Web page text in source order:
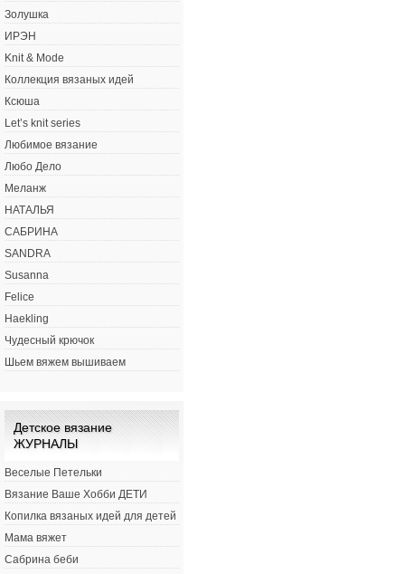
Золушка
ИРЭН
Knit & Mode
Коллекция вязаных идей
Ксюша
Let’s knit series
Любимое вязание
Любо Дело
Меланж
НАТАЛЬЯ
САБРИНА
SANDRA
Susanna
Felice
Haekling
Чудесный крючок
Шьем вяжем вышиваем
Детское вязание
ЖУРНАЛЫ
Веселые Петельки
Вязание Ваше Хобби ДЕТИ
Копилка вязаных идей для детей
Мама вяжет
Сабрина беби